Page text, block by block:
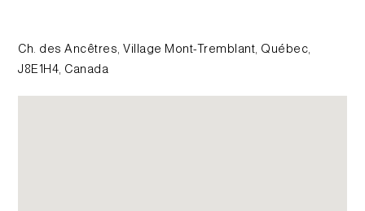
Ch. des Ancêtres, Village Mont-Tremblant, Québec,
J8E1H4, Canada